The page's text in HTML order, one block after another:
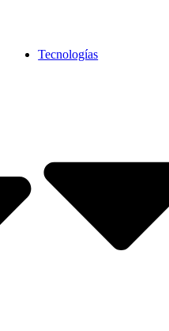
Tecnologías